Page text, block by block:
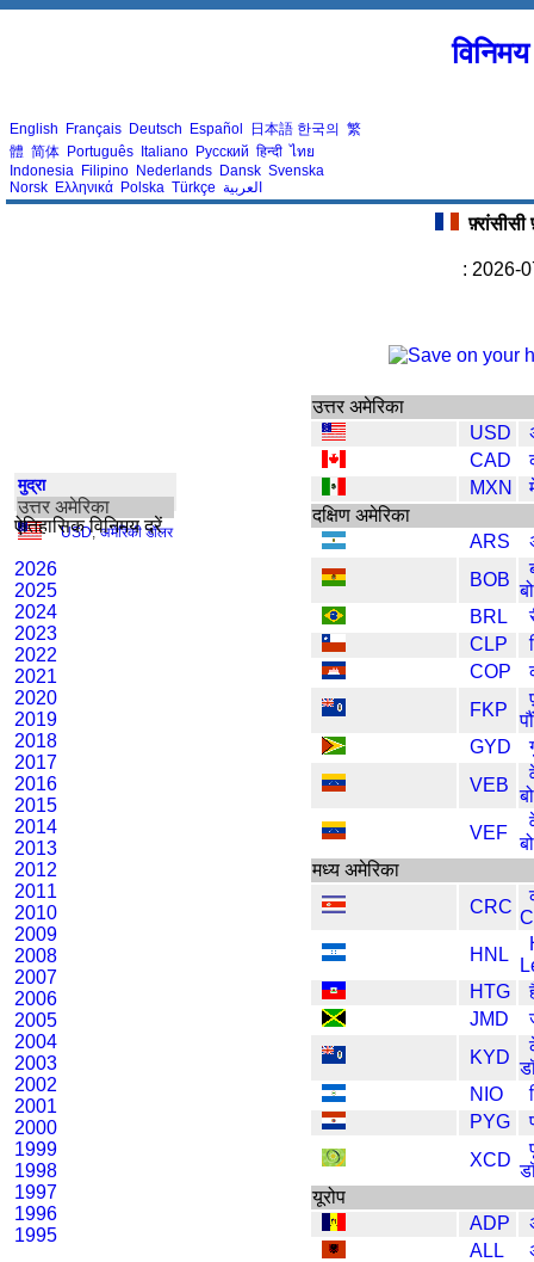
English Français Deutsch Español 日本語 한국의 繁
體 简体 Português Italiano Русский हिन्दी ไทย
Indonesia Filipino Nederlands Dansk Svenska
Norsk Ελληνικά Polska Türkçe العربية
मुद्रा
उत्तर अमेरिका
USD, अमेरिकी डॉलर
ऐतिहासिक विनिमय दरें
2026
2025
2024
2023
2022
2021
2020
2019
2018
2017
2016
2015
2014
2013
2012
2011
2010
2009
2008
2007
2006
2005
2004
2003
2002
2001
2000
1999
1998
1997
1996
1995
: 2026-
उत्तर अमेरिका
USD
CAD
MXN
दक्षिण अमेरिका
ARS
BOB
BRL
CLP
COP
FKP
GYD
VEB
VEF
मध्य अमेरिका
CRC
HNL
HTG
JMD
KYD
NIO
PYG
XCD
यूरोप
ADP
ALL